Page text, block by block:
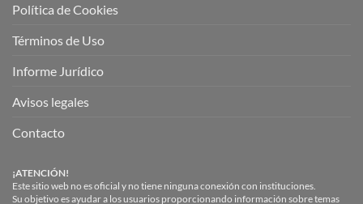
Política de Cookies
Términos de Uso
Informe Jurídico
Avisos legales
Contacto
¡ATENCIÓN!
Este sitio web no es oficial y no tiene ninguna conexión con instituciones.
Su objetivo es ayudar a los usuarios proporcionando información sobre temas